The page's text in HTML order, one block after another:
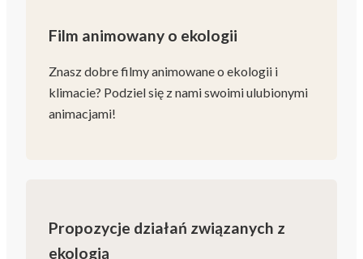
Film animowany o ekologii
Znasz dobre filmy animowane o ekologii i
klimacie? Podziel się z nami swoimi ulubionymi
animacjami!
Propozycje działań związanych z
ekologią